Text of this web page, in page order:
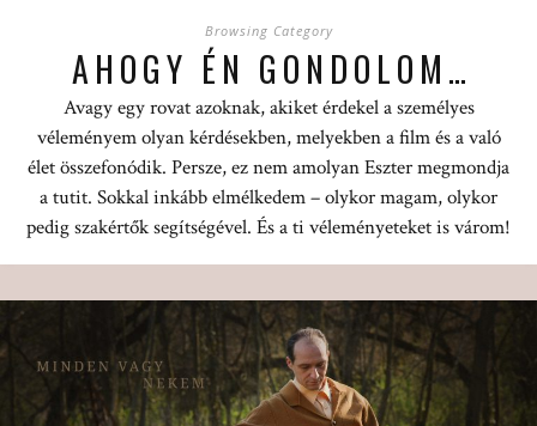
Browsing Category
AHOGY ÉN GONDOLOM…
Avagy egy rovat azoknak, akiket érdekel a személyes
véleményem olyan kérdésekben, melyekben a film és a való
élet összefonódik. Persze, ez nem amolyan Eszter megmondja
a tutit. Sokkal inkább elmélkedem – olykor magam, olykor
pedig szakértők segítségével. És a ti véleményeteket is várom!